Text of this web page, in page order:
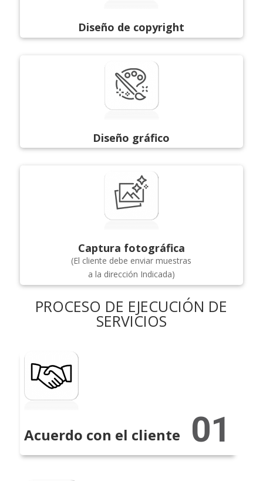
Diseño de copyright
Diseño gráfico
Captura fotográfica
(El cliente debe enviar muestras
a la dirección Indicada)
PROCESO DE EJECUCIÓN DE
SERVICIOS
Acuerdo con el cliente